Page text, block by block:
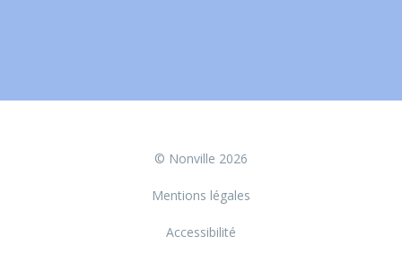
© Nonville 2026
Mentions légales
Accessibilité